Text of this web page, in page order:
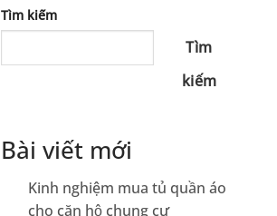
Tìm kiếm
Tìm
kiếm
Bài viết mới
Kinh nghiệm mua tủ quần áo
cho căn hộ chung cư